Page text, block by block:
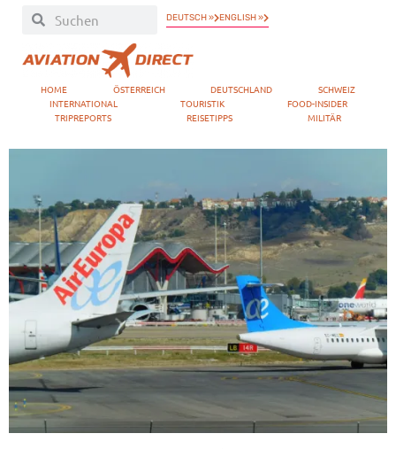
DEUTSCH » ENGLISH »
HOME ÖSTERREICH DEUTSCHLAND
SCHWEIZ
INTERNATIONAL
TOURISTIK
FOOD-INSIDER
TRIPREPORTS
REISETIPPS MILITÄR